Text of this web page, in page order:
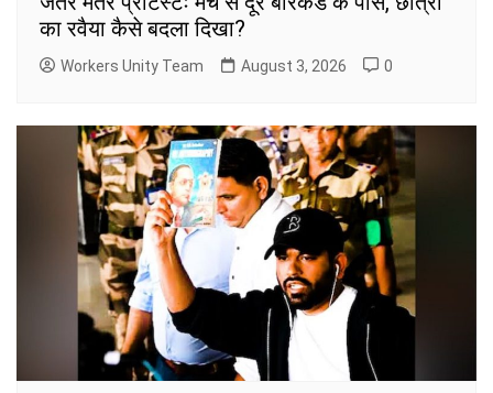
का रवैया कैसे बदला दिखा?
Workers Unity Team August 3, 2026 0